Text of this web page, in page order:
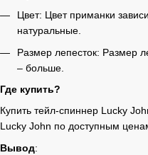
Цвет: Цвет приманки
натуральные.
Размер лепесток: Размер
– больше.
Где купить?
Купить тейл-спиннер Lucky
Lucky John по доступным
Вывод: